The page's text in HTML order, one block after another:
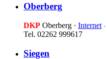
Oberberg
DKP Oberberg · Internet ·
Tel. 02262 999617
Siegen